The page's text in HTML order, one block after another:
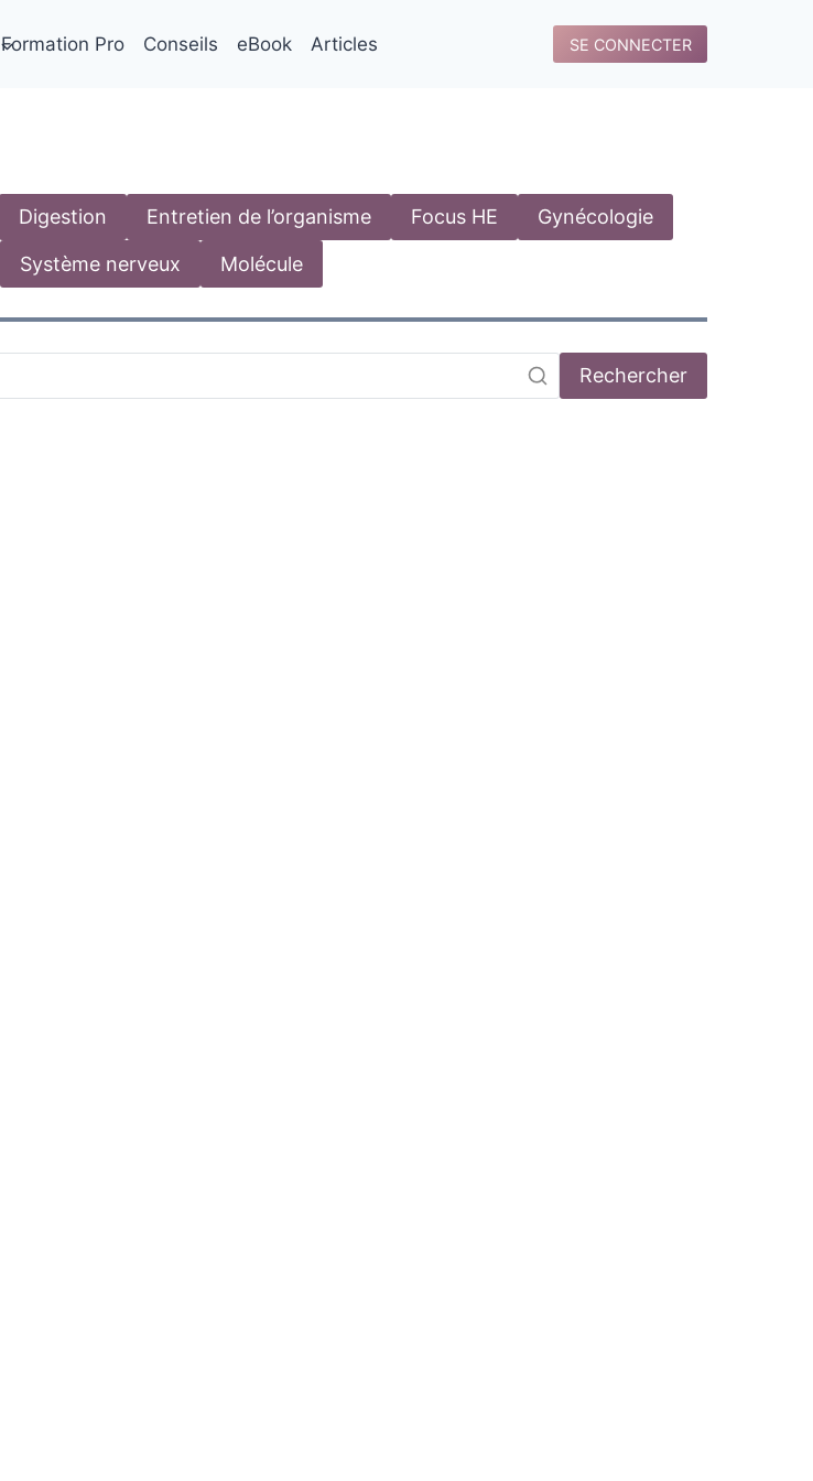
Formation Pro Conseils eBook Articles SE CONNECTER
Digestion Entretien de l’organisme Focus HE Gynécologie
Système nerveux Molécule
Rechercher